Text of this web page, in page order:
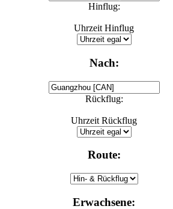
Hinflug:
Uhrzeit Hinflug
Nach:
Rückflug:
Uhrzeit Rückflug
Route:
Erwachsene: